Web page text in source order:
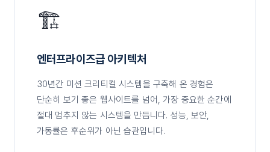
🏗️
엔터프라이즈급 아키텍처
30년간 미션 크리티컬 시스템을 구축해 온 경험은
단순히 보기 좋은 웹사이트를 넘어, 가장 중요한 순간에
절대 멈추지 않는 시스템을 만듭니다. 성능, 보안,
가동률은 후순위가 아닌 습관입니다.